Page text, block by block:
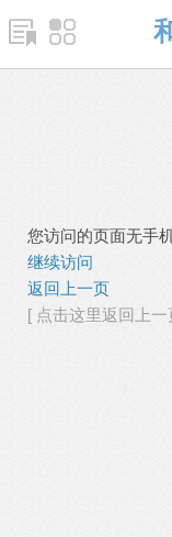
您访问的页面无手
继续访问
返回上一页
[ 点击这里返回上一